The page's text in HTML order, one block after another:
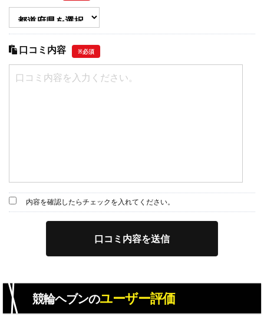
口コミ内容 ※必須
内容を確認したらチェックを入れてください。
競輪ヘブンのユーザー評価